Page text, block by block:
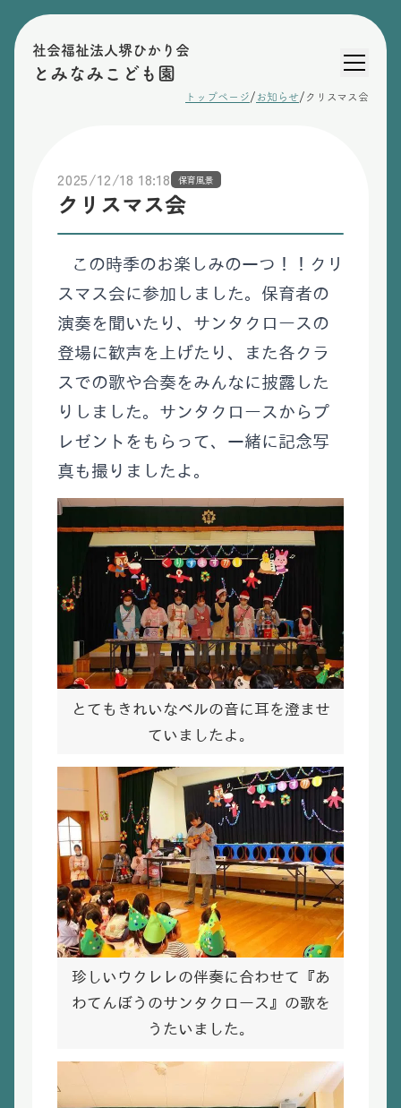
社会福祉法人堺ひかり会
とみなみこども園
トップページ/ お知らせ/ クリスマス会
2025/12/18 18:18 保育風景
クリスマス会
この時季のお楽しみの一つ！！クリ
スマス会に参加しました。保育者の
演奏を聞いたり、サンタクロースの
登場に歓声を上げたり、また各クラ
スでの歌や合奏をみんなに披露した
りしました。サンタクロースからプ
レゼントをもらって、一緒に記念写
真も撮りましたよ。
とてもきれいなベルの音に耳を澄ませ
ていましたよ。
珍しいウクレレの伴奏に合わせて『あ
わてんぼうのサンタクロース』の歌を
うたいました。